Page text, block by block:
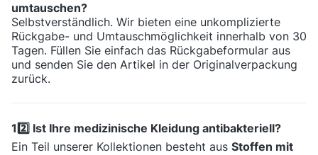
umtauschen?
Selbstverständlich. Wir bieten eine unkomplizierte
Rückgabe- und Umtauschmöglichkeit innerhalb von 30
Tagen. Füllen Sie einfach das Rückgabeformular aus
und senden Sie den Artikel in der Originalverpackung
zurück.
12️⃣ Ist Ihre medizinische Kleidung antibakteriell?
Ein Teil unserer Kollektionen besteht aus Stoffen mit